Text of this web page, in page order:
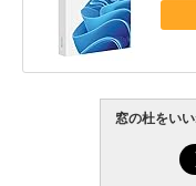
窓の杜をい